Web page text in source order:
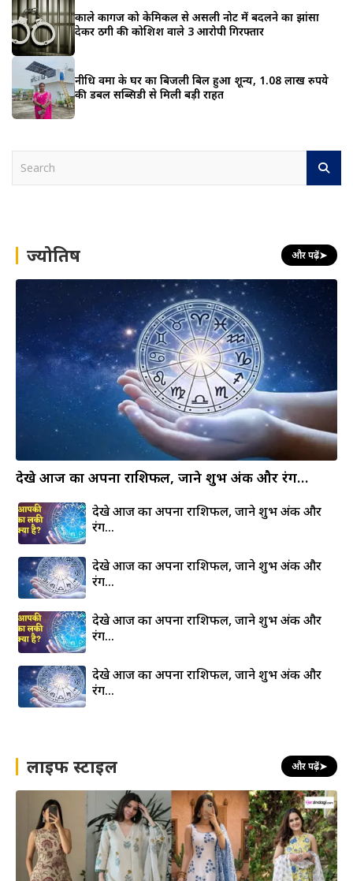
काले कागज को केमिकल से असली नोट में बदलने का झांसा
देकर ठगी की कोशिश वाले 3 आरोपी गिरफ्तार
नीधि वर्मा के घर का बिजली बिल हुआ शून्य, 1.08 लाख रुपये
की डबल सब्सिडी से मिली बड़ी राहत
h ज्योतिष और पढ़ें➤
देखे आज का अपना राशिफल, जाने शुभ अंक और रंग…
देखे आज का अपना राशिफल, जाने शुभ अंक और
रंग…
देखे आज का अपना राशिफल, जाने शुभ अंक और
रंग…
देखे आज का अपना राशिफल, जाने शुभ अंक और
रंग…
देखे आज का अपना राशिफल, जाने शुभ अंक और
रंग…
लाइफ स्टाइल और पढ़ें➤